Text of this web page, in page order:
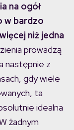
na ogół
w bardzo
niż jedna
prowadzą
następnie z
gdy wiele
ta
idealna
żadnym